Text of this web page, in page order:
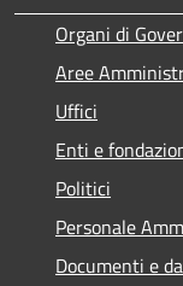
Organi di
Aree
Uffici
Enti e
Politici
Personale
Documenti e